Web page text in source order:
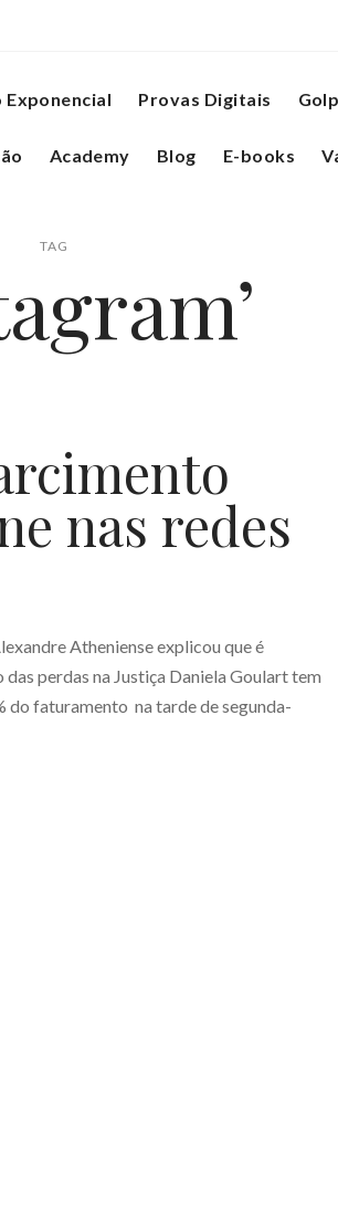
Provas Digitais
Academy Blog E-books
TAG
nas redes
Atheniense explicou que é
perdas na Justiça Daniela Goulart tem
do faturamento na tarde de segunda-